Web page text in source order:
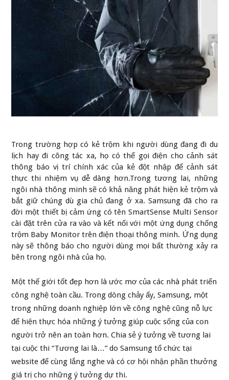
Trong trường hợp có kẻ trộm khi người dùng đang đi du
lịch hay đi công tác xa, họ có thể gọi điện cho cảnh sát
thông báo vị trí chính xác của kẻ đột nhập để cảnh sát
thực thi nhiệm vụ dễ dàng hơn.Trong tương lai, những
ngôi nhà thông minh sẽ có khả năng phát hiện kẻ trộm và
bắt giữ chúng dù gia chủ đang ở xa. Samsung đã cho ra
đời một thiết bị cảm ứng có tên SmartSense Multi Sensor
cài đặt trên cửa ra vào và kết nối với một ứng dụng chống
trộm Baby Monitor trên điện thoại thông minh. Ứng dụng
này sẽ thông báo cho người dùng mọi bất thường xảy ra
bên trong ngôi nhà của họ.
Một thế giới tốt đẹp hơn là ước mơ của các nhà phát triển
công nghệ toàn cầu. Trong dòng chảy ấy, Samsung, một
trong những doanh nghiệp lớn về công nghệ cũng nỗ lực
để hiện thực hóa những ý tưởng giúp cuộc sống của con
người trở nên an toàn hơn. Chia sẻ ý tưởng về tương lai
tại cuộc thi “Tương lai là…” do Samsung tổ chức tại
website để cùng lắng nghe và có cơ hội nhận phần thưởng
giá trị cho những ý tưởng dự thi.